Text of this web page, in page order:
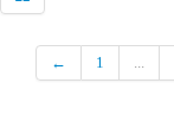
← 1 ...